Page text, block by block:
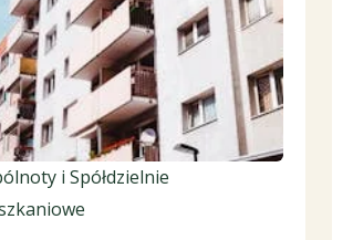
i Spółdzielnie